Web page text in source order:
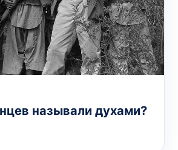
называли духами?